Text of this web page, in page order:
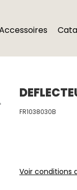
FR1038030B
Voir conditions